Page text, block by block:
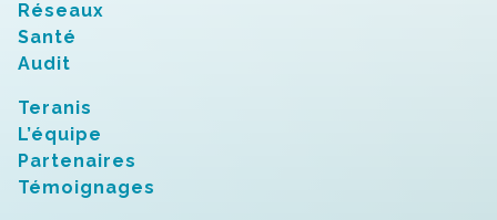
Réseaux
Santé
Audit
Teranis
L’équipe
Partenaires
Témoignages